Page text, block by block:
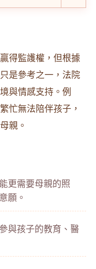
得監護權，但根據
是參考之一，法院
與情感支持。例
忙無法陪伴孩子，
親。
更需要母親的照
願。
與孩子的教育、醫